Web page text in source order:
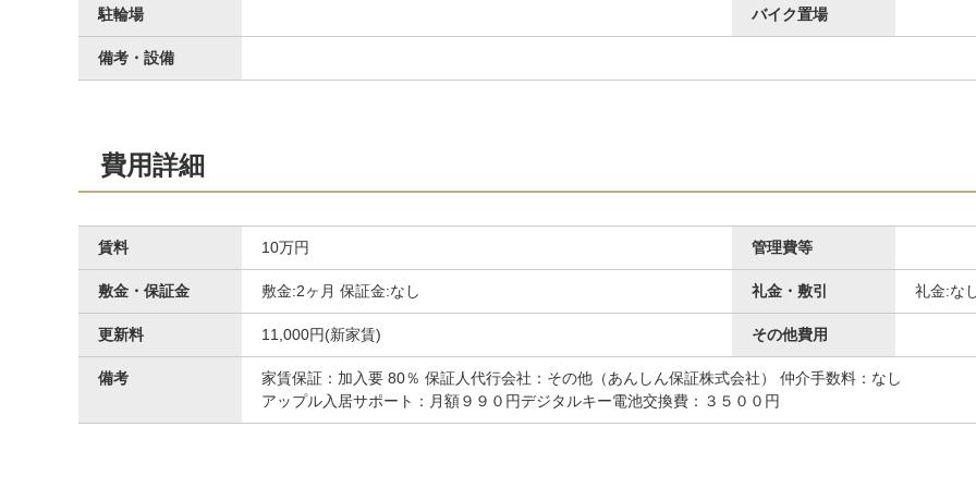
洋室
その他設備 その他
駐輪場 バイク置場
備考・設備
費用詳細
賃料 10万円 管理費等
敷金・保証金 敷金:2ヶ月 保証金:なし 礼金・敷引 礼金:な
更新料 11,000円(新家賃) その他費用
備考
家賃保証：加入要 80％ 保証人代行会社：その他（あんしん保証株式会社） 仲介手数料：なし
アップル入居サポート：月額９９０円デジタルキー電池交換費：３５００円